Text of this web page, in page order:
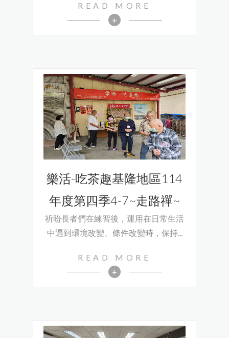
READ MORE
+
樂活-吃茶趣基隆地區114
年度第四季4-7~走路禪~
祈盼長者們在練習後，運用在日常生活
中遇到環境改變、條件改變時，保持...
READ MORE
+